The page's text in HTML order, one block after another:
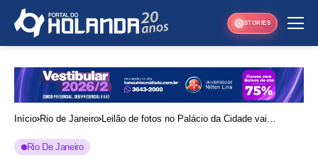
STORIES
Início Rio de Janeiro Leilão de fotos no Palácio da Cidade vai
Rio De Janeiro